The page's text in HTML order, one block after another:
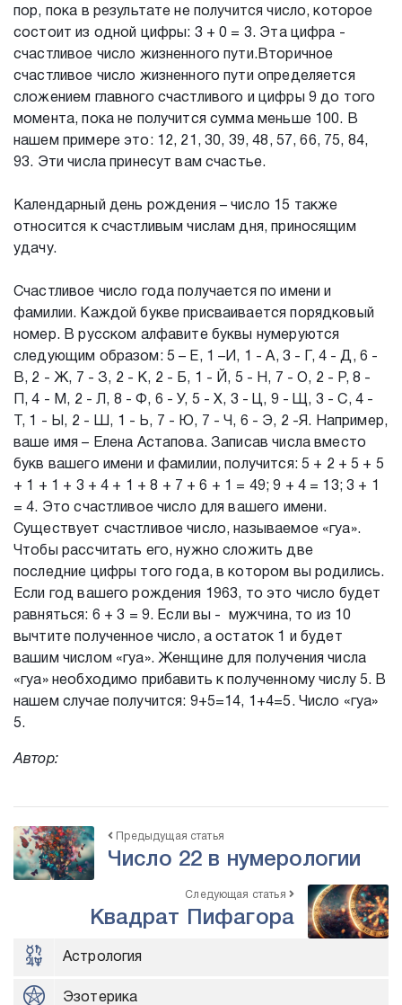
пор, пока в результате не получится число, которое
состоит из одной цифры: 3 + 0 = 3. Эта цифра -
счастливое число жизненного пути.Вторичное
счастливое число жизненного пути определяется
сложением главного счастливого и цифры 9 до того
момента, пока не получится сумма меньше 100. В
нашем примере это: 12, 21, 30, 39, 48, 57, 66, 75, 84,
93. Эти числа принесут вам счастье.
Календарный день рождения – число 15 также
относится к счастливым числам дня, приносящим
удачу.
Счастливое число года получается по имени и
фамилии. Каждой букве присваивается порядковый
номер. В русском алфавите буквы нумеруются
следующим образом: 5 – Е, 1 –И, 1 - А, 3 - Г, 4 - Д, 6 -
В, 2 - Ж, 7 - З, 2 - К, 2 - Б, 1 - Й, 5 - Н, 7 - О, 2 - Р, 8 -
П, 4 - М, 2 - Л, 8 - Ф, 6 - У, 5 - Х, 3 - Ц, 9 - Щ, 3 - С, 4 -
Т, 1 - Ы, 2 - Ш, 1 - Ь, 7 - Ю, 7 - Ч, 6 - Э, 2 -Я. Например,
ваше имя – Елена Астапова. Записав числа вместо
букв вашего имени и фамилии, получится: 5 + 2 + 5 + 5
+ 1 + 1 + 3 + 4 + 1 + 8 + 7 + 6 + 1 = 49; 9 + 4 = 13; 3 + 1
= 4. Это счастливое число для вашего имени.
Существует счастливое число, называемое «гуа».
Чтобы рассчитать его, нужно сложить две
последние цифры того года, в котором вы родились.
Если год вашего рождения 1963, то это число будет
равняться: 6 + 3 = 9. Если вы - мужчина, то из 10
вычтите полученное число, а остаток 1 и будет
вашим числом «гуа». Женщине для получения числа
«гуа» необходимо прибавить к полученному числу 5. В
нашем случае получится: 9+5=14, 1+4=5. Число «гуа»
5.
Автор:
Предыдущая статья
Число 22 в нумерологии
Следующая статья
Квадрат Пифагора
Астрология
Эзотерика